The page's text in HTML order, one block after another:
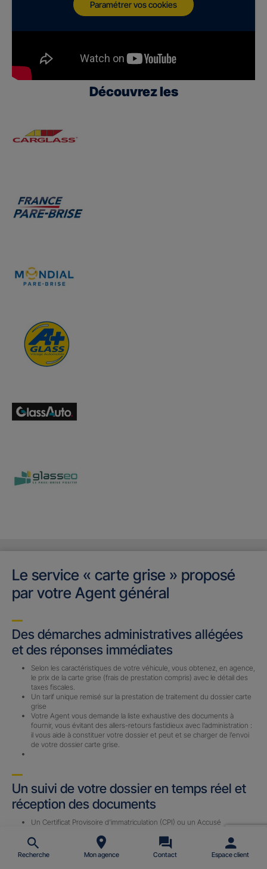
Paramétrer vos cookies
Découvrez les
Le service « carte grise » proposé
par votre Agent général
Des démarches administratives allégées
et des réponses immédiates
Selon les caractéristiques de votre véhicule, vous obtenez, en agence,
le prix de la carte grise (frais de prestation compris) avec le détail des
taxes fiscales.
Un tarif unique remisé sur la prestation de traitement du dossier carte
grise
Votre Agent vous demande la liste exhaustive des documents à
fournir, vous évitant des allers-retours fastidieux avec l’administration :
il vous aide à constituer votre dossier et peut et se charger de l’envoi
de votre dossier carte grise.
Un suivi de votre dossier en temps réel et
réception des documents
Un Certificat Provisoire d’immatriculation (CPI) ou un Accusé
envoyé par email (sous 24 h) avec le n° d’immatriculation définitif une
fois le dossier complet reçu par notre prestataire.
Recherche Mon agence Contact Espace client